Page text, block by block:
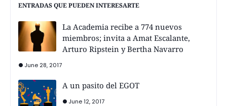
ENTRADAS QUE PUEDEN INTERESARTE
La Academia recibe a 774 nuevos
miembros; invita a Amat Escalante,
Arturo Ripstein y Bertha Navarro
June 28, 2017
A un pasito del EGOT
June 12, 2017